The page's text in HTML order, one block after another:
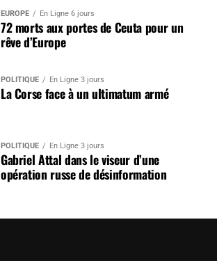
EUROPE En Ligne 6 jours
72 morts aux portes de Ceuta pour un
rêve d’Europe
POLITIQUE En Ligne 3 jours
La Corse face à un ultimatum armé
POLITIQUE En Ligne 3 jours
Gabriel Attal dans le viseur d’une
opération russe de désinformation